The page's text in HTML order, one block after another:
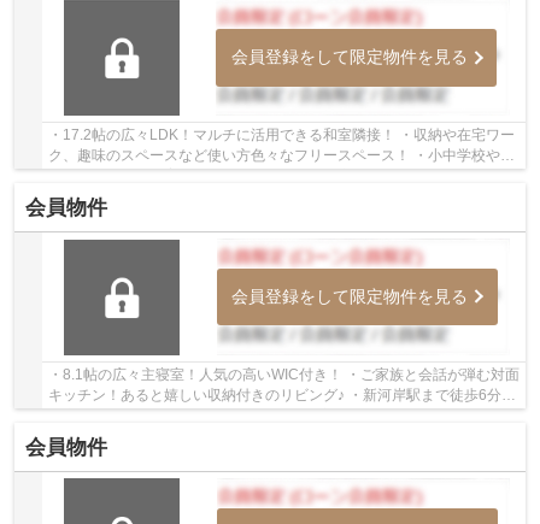
会員登録をして限定物件を見る
・17.2帖の広々LDK！マルチに活用できる和室隣接！ ・収納や在宅ワー
ク、趣味のスペースなど使い方色々なフリースペース！ ・小中学校やス
会員物件
会員登録をして限定物件を見る
・8.1帖の広々主寝室！人気の高いWIC付き！ ・ご家族と会話が弾む対面
キッチン！あると嬉しい収納付きのリビング♪ ・新河岸駅まで徒歩6分の
会員物件